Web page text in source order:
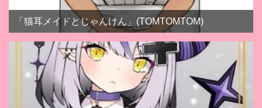
「猫耳メイドとじゃんけん」(TOMTOMTOM)